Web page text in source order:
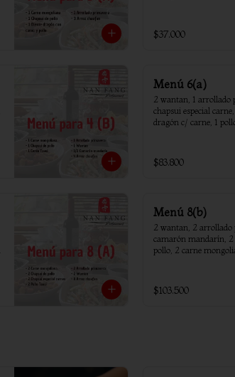
$37.000
Menú 6(a)
2 wantan, 1 arrollado
chapsui especial
dragón c/ carne, 1
$83.800
Menú 8(b)
2 wantan, 2 arrollado
camarón mandarín, 2
pollo, 2 carne
$103.500